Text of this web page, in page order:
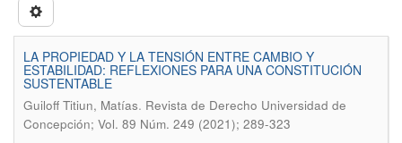
LA PROPIEDAD Y LA TENSIÓN ENTRE CAMBIO Y
ESTABILIDAD: REFLEXIONES PARA UNA CONSTITUCIÓN
SUSTENTABLE
Guiloff Titiun, Matías. Revista de Derecho Universidad de
Concepción; Vol. 89 Núm. 249 (2021); 289-323